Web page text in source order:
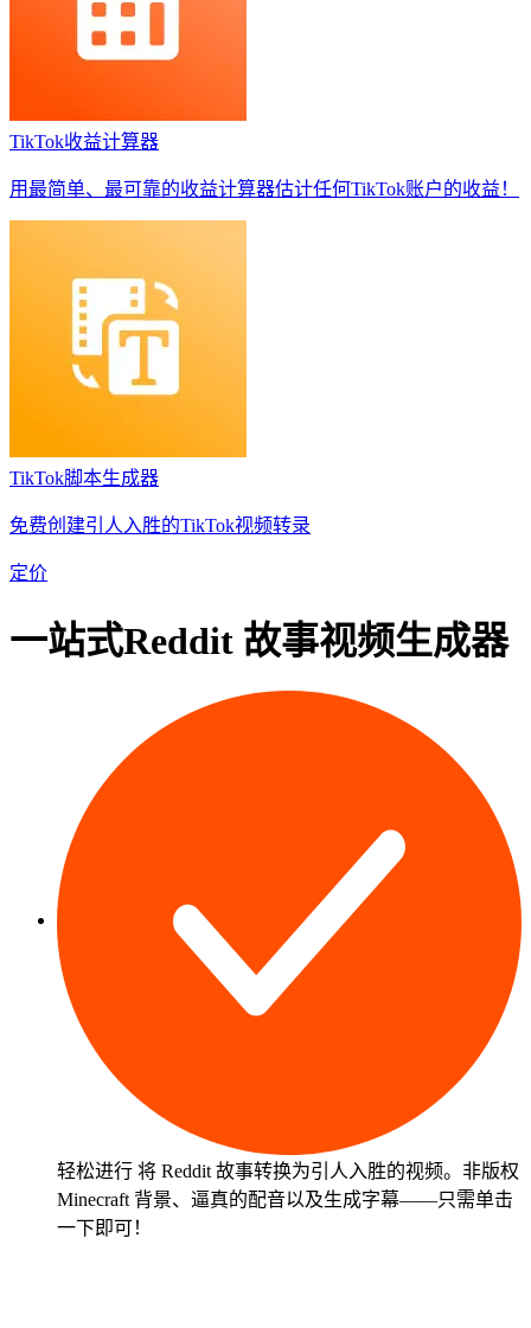
TikTok收益计算器
用最简单、最可靠的收益计算器估计任何TikTok账户的收益！
TikTok脚本生成器
免费创建引人入胜的TikTok视频转录
定价
一站式Reddit 故事视频生成器
轻松进行 将 Reddit 故事转换为引人入胜的视频。非版权
Minecraft 背景、逼真的配音以及生成字幕——只需单击
一下即可！